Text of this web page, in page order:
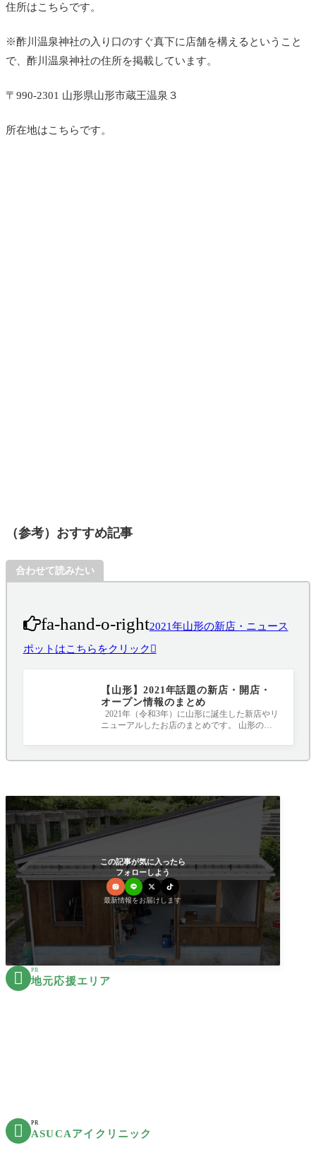
住所はこちらです。
※酢川温泉神社の入り口のすぐ真下に店舗を構えるということ
で、 酢川温泉神社の住所を掲載しています。
〒990-2301 山形県山形市蔵王温泉３
所在地はこちらです。
（参考）おすすめ記事
合わせて読みたい
fa-hand-o-right2021年山形の新店・ニュース
ポットはこちらをクリック
【山形】2021年話題の新店・開店・
オープン情報のまとめ
2021年（令和3年）に山形に誕生した新店やリ
ニューアルしたお店のまとめです。 山形のニ
この記事が気に入ったら
フォローしよう
最新情報をお届けします
 PR
地元応援エリア
 PR
ASUCAアイクリニック